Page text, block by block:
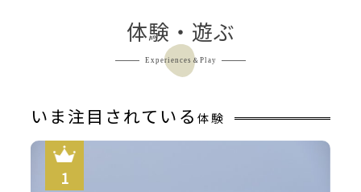
体験・遊ぶ
Experiences＆Play
いま注目されている 体験